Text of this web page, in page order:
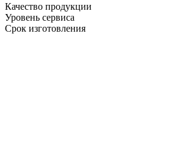
Качество продукции
Уровень сервиса
Срок изготовления